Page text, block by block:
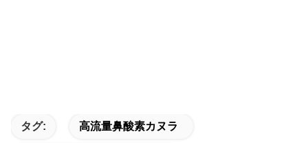
タグ: 高流量鼻酸素カヌラ